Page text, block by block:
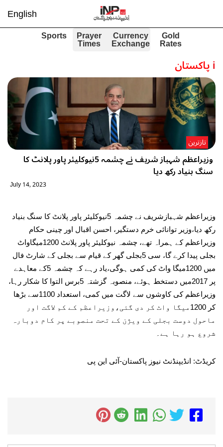
English
Gold
Rates
Currency
Exchange
Prayer
Times
Sports
iپاکستان
وزیراعظم شہباز شریف نے چشمہ 5نیوکلیئر پاور پلانٹ کا
سنگ بنیاد رکھ دیا
تازترین
July 14, 2023
وزیراعظم شہبازشریف نے چشمہ 5نیوکلیئر پاور پلانٹ کا سنگ بنیاد
رکھ دیا،وزیر توانائی خرم دستگیر، احسن اقبال اور چینی حکام
وزیراعظم کے ہمراہ تھے، چشمہ نیوکلیئر پاور پلانٹ 1200میگاواٹ
بجلی پیدا کرے گا، سی 5بجلی گھر کے قیام سے بجلی کے شارٹ فال
میں 1200میگا واٹ کی کمی ہوگی،یاد رہے کہ چشمہ 5کے معاہدے
پر 2017میں دستخط ہوئے، منصوبہ گزشتہ 5برس التوا کا شکار رہا،
وزیراعظم کی کاوشوں سے لاگت میں کمی، استعداد 1100سے بڑھا
کر 1200میگا واٹ کر دی گئی،وزیراعظم کے کم لاگت اور
ماحول دوست بجلی کے ویژن کے تحت منصوبے پر کام دوبارہ
شروع ہو رہا ہے۔
کریڈٹ: انڈیپنڈنٹ نیوز پاکستان-آئی این پی